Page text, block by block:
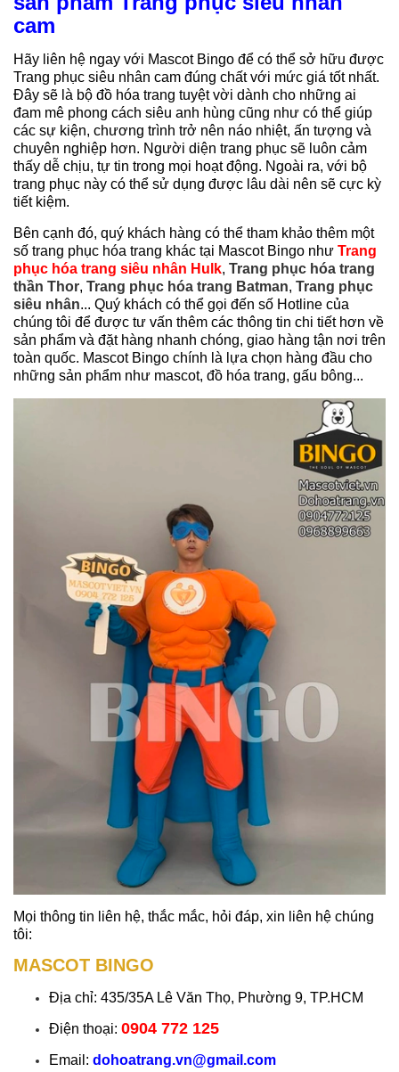
cam
Hãy liên hệ ngay với Mascot Bingo để có thể sở hữu được
Trang phục siêu nhân cam đúng chất với mức giá tốt nhất.
Đây sẽ là bộ đồ hóa trang tuyệt vời dành cho những ai
đam mê phong cách siêu anh hùng cũng như có thể giúp
các sự kiện, chương trình trở nên náo nhiệt, ấn tượng và
chuyên nghiệp hơn. Người diện trang phục sẽ luôn cảm
thấy dễ chịu, tự tin trong mọi hoạt động. Ngoài ra, với bộ
trang phục này có thể sử dụng được lâu dài nên sẽ cực kỳ
tiết kiệm.
Bên cạnh đó, quý khách hàng có thể tham khảo thêm một
số trang phục hóa trang khác tại Mascot Bingo như Trang
phục hóa trang siêu nhân Hulk, Trang phục hóa trang
thần Thor, Trang phục hóa trang Batman, Trang phục
siêu nhân... Quý khách có thể gọi đến số Hotline của
chúng tôi để được tư vấn thêm các thông tin chi tiết hơn về
sản phẩm và đặt hàng nhanh chóng, giao hàng tận nơi trên
toàn quốc. Mascot Bingo chính là lựa chọn hàng đầu cho
những sản phẩm như mascot, đồ hóa trang, gấu bông...
Mọi thông tin liên hệ, thắc mắc, hỏi đáp, xin liên hệ chúng
tôi:
MASCOT BINGO
Địa chỉ: 435/35A Lê Văn Thọ, Phường 9, TP.HCM
Điện thoại: 0904 772 125
Email: dohoatrang.vn@gmail.com